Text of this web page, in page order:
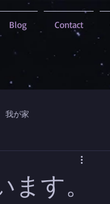
Blog Contact
我が家
す。